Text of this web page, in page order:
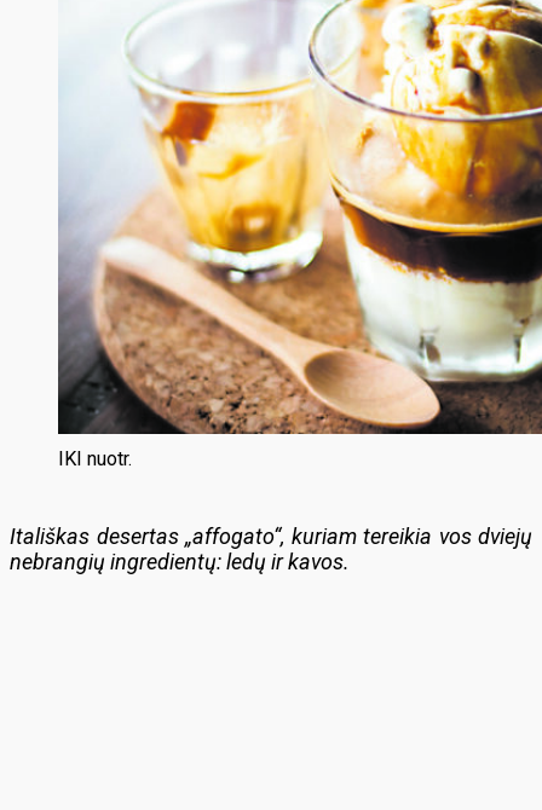
IKI nuotr.
Itališkas desertas „affogato“, kuriam tereikia vos dviejų
nebrangių ingredientų: ledų ir kavos.